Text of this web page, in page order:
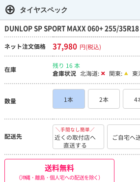
タイヤスペック
DUNLOP SP SPORT MAXX 060+ 255/
ネット注文価格 37,980 円(税込)
在庫
残り 16 本
倉庫状況 北海道: 関東: 東
数量 1本 2本 4
配送先
＼手間なし簡単／
近くの取付店へ
直送する
ご自宅へ
送料無料
（沖縄・離島・個人宅への配送を除く）